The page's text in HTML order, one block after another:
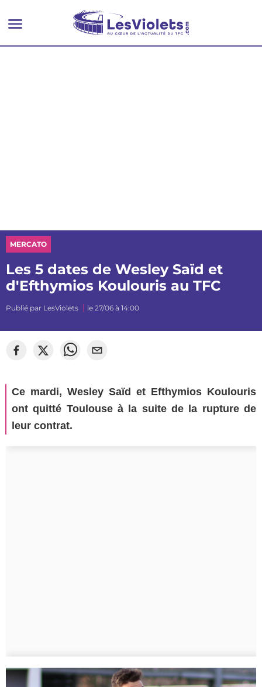
MERCATO
Les 5 dates de Wesley Saïd et
d'Efthymios Koulouris au TFC
Publié par LesViolets le 27/06 à 14:00
Ce mardi, Wesley Saïd et Efthymios Koulouris
ont quitté Toulouse à la suite de la rupture de
leur contrat.